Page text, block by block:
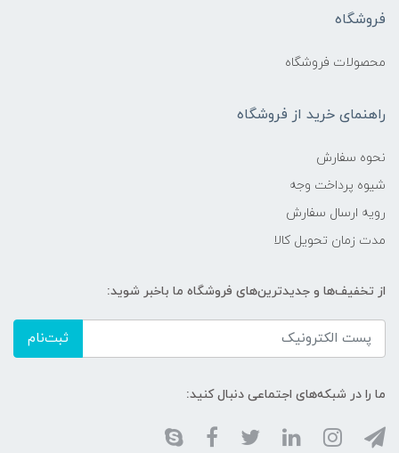
فروشگاه
محصولات فروشگاه
راهنمای خرید از فروشگاه
نحوه سفارش
شیوه پرداخت وجه
رویه ارسال سفارش
مدت زمان تحویل کالا
از تخفیف‌ها و جدیدترین‌های فروشگاه ما باخبر شوید:
ثبت‌نام
ما را در شبکه‌های اجتماعی دنبال کنید: